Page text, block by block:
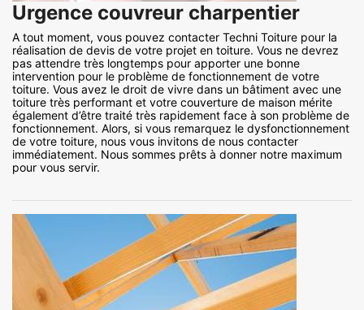
Urgence couvreur charpentier
A tout moment, vous pouvez contacter Techni Toiture pour la
réalisation de devis de votre projet en toiture. Vous ne devrez
pas attendre très longtemps pour apporter une bonne
intervention pour le problème de fonctionnement de votre
toiture. Vous avez le droit de vivre dans un bâtiment avec une
toiture très performant et votre couverture de maison mérite
également d’être traité très rapidement face à son problème de
fonctionnement. Alors, si vous remarquez le dysfonctionnement
de votre toiture, nous vous invitons de nous contacter
immédiatement. Nous sommes prêts à donner notre maximum
pour vous servir.